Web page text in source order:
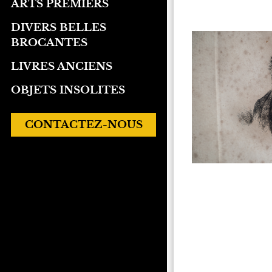
ARTS PREMIERS
DIVERS BELLES
BROCANTES
LIVRES ANCIENS
OBJETS INSOLITES
CONTACTEZ-NOUS